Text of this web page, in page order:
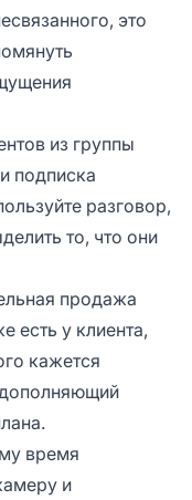
это
из группы
подписка
разговор,
то, что они
продажа
есть у клиента,
кажется
время
и